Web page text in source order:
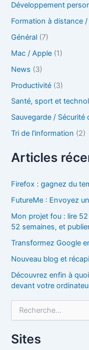
Développement
Formation à distance
Général (7)
Mac / Apple (1)
News (3)
Productivité (3)
Santé, sport et
Sauvegarde / Sécurité
Tri de l'information (2)
Articles
Firefox : gagnez du
FutureMe : Envoyez
Mon projet fou : lire
52 semaines, et
Transformez Google
Nouveau blog et
Découvrez enfin à
devant votre
h
e
Sites